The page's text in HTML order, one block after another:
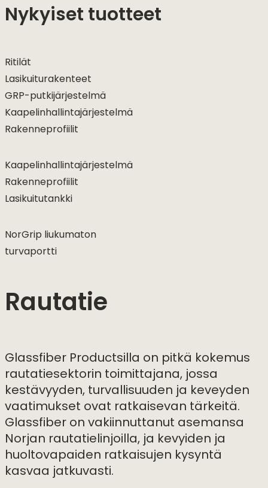
Nykyiset tuotteet
Ritilät
Lasikuiturakenteet
GRP-putkijärjestelmä
Kaapelinhallintajärjestelmä
Rakenneprofiilit
Kaapelinhallintajärjestelmä
Rakenneprofiilit
Lasikuitutankki
NorGrip liukumaton
turvaportti
Rautatie
Glassfiber Productsilla on pitkä kokemus
rautatiesektorin toimittajana, jossa
kestävyyden, turvallisuuden ja keveyden
vaatimukset ovat ratkaisevan tärkeitä.
Glassfiber on vakiinnuttanut asemansa
Norjan rautatielinjoilla, ja kevyiden ja
huoltovapaiden ratkaisujen kysyntä
kasvaa jatkuvasti.